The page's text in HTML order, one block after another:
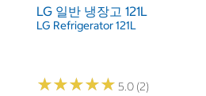
LG 일반 냉장고 121L
LG Refrigerator 121L
★★★★★
★★★★★ 5.0 (2)